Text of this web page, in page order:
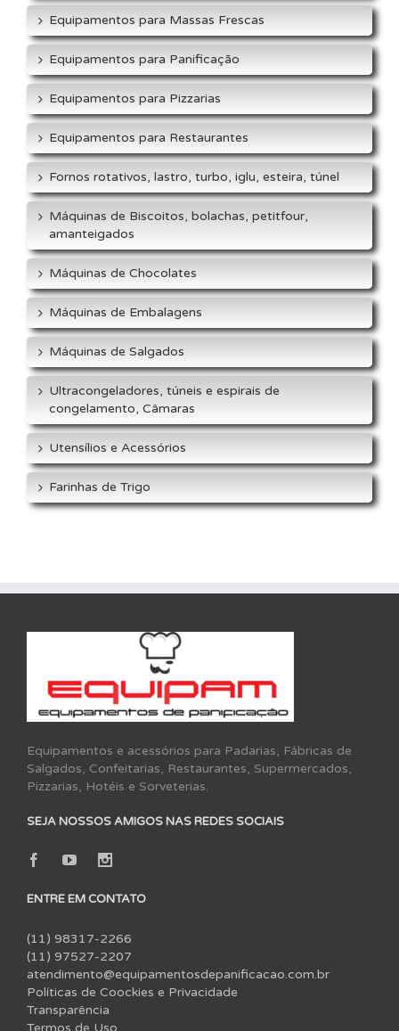
Equipamentos para Massas Frescas
Equipamentos para Panificação
Equipamentos para Pizzarias
Equipamentos para Restaurantes
Fornos rotativos, lastro, turbo, iglu, esteira, túnel
Máquinas de Biscoitos, bolachas, petitfour,
amanteigados
Máquinas de Chocolates
Máquinas de Embalagens
Máquinas de Salgados
Ultracongeladores, túneis e espirais de
congelamento, Câmaras
Utensílios e Acessórios
Farinhas de Trigo
Equipamentos e acessórios para Padarias, Fábricas de
Salgados, Confeitarias, Restaurantes, Supermercados,
Pizzarias, Hotéis e Sorveterias.
SEJA NOSSOS AMIGOS NAS REDES SOCIAIS
ENTRE EM CONTATO
(11) 98317-2266
(11) 97527-2207
atendimento@equipamentosdepanificacao.com.br
Políticas de Coockies e Privacidade
Transparência
Termos de Uso